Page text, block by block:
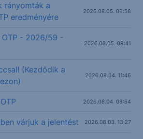
rányomták a
eredményére
2026.08.05. 09:56
OTP - 2026/59 -
2026.08.05. 08:41
(Kezdődik a
2026.08.04. 11:46
2026.08.04. 08:54
várjuk a jelentést 2026.08.03. 13:27